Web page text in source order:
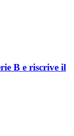
B e riscrive il